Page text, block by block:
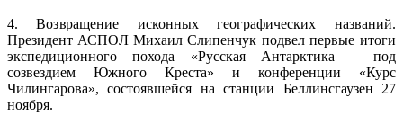
4. Возвращение исконных географических названий.
Президент АСПОЛ Михаил Слипенчук подвел первые итоги
экспедиционного похода «Русская Антарктика – под
созвездием Южного Креста» и конференции «Курс
Чилингарова», состоявшейся на станции Беллинсгаузен 27
ноября.